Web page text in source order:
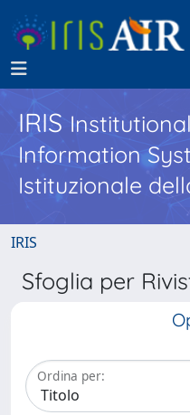
IRIS
Information
Istituzionale
IRIS
Sfoglia per
Ordina per: